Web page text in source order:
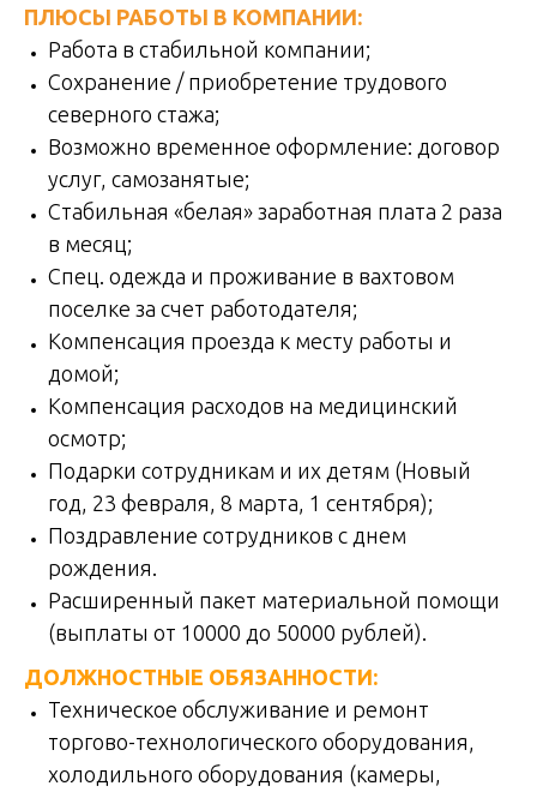
ПЛЮСЫ РАБОТЫ В КОМПАНИИ:
Работа в стабильной компании;
Сохранение / приобретение трудового
северного стажа;
Вoзмoжнo вpeмeннoe oфopмление: догoвop
уcлуг, cамозaнятыe;
Стабильная «белая» заработная плата 2 раза
в месяц;
Спец. одежда и проживание в вахтовом
поселке за счет работодателя;
Компенсация проезда к месту работы и
домой;
Компенсация расходов на медицинский
осмотр;
Подарки сотрудникам и их детям (Новый
год, 23 февраля, 8 марта, 1 сентября);
Поздравление сотрудников с днем
рождения.
Расширенный пакет материальной помощи
(выплаты от 10000 до 50000 рублей).
ДОЛЖНОСТНЫЕ ОБЯЗАННОСТИ:
Техническое обслуживание и ремонт
торгово-технологического оборудования,
холодильного оборудования (камеры,